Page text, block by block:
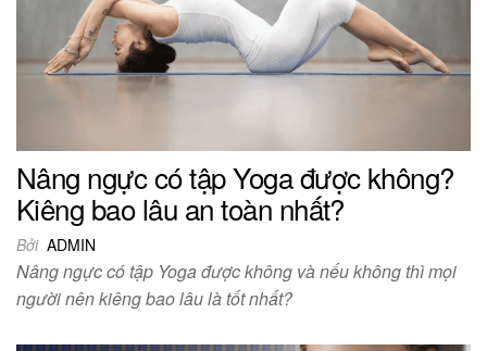
Nâng ngực có tập Yoga được không?
Kiêng bao lâu an toàn nhất?
Bởi ADMIN
Nâng ngực có tập Yoga được không và nếu không thì mọi
người nên kiêng bao lâu là tốt nhất?